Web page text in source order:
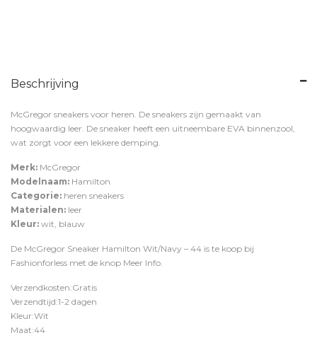
Beschrijving
McGregor sneakers voor heren. De sneakers zijn gemaakt van
hoogwaardig leer. De sneaker heeft een uitneembare EVA binnenzool,
wat zorgt voor een lekkere demping.
Merk: McGregor
Modelnaam: Hamilton
Categorie: heren sneakers
Materialen: leer
Kleur: wit, blauw
De McGregor Sneaker Hamilton Wit/Navy – 44 is te koop bij
Fashionforless met de knop Meer Info.
Verzendkosten:Gratis
Verzendtijd:1-2 dagen
Kleur:Wit
Maat:44